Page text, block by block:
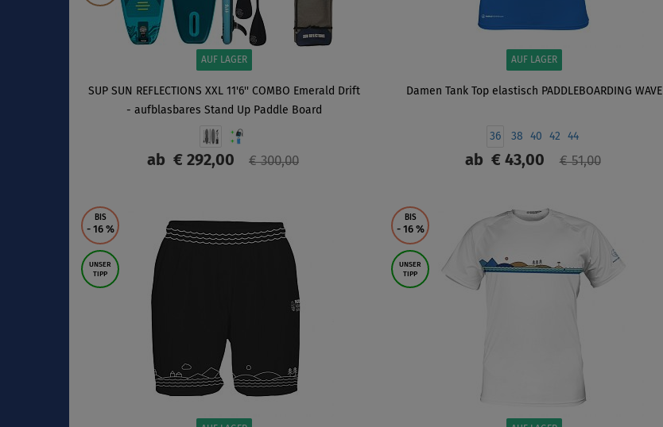
AUF LAGER
SUP SUN REFLECTIONS XXL 11'6'' COMBO Emerald Drift
- aufblasbares Stand Up Paddle Board
ab € 292,00 € 300,00
AUF LAGER
Damen Tank Top elastisch PADDLEBOARDING WAVE
36 38 40 42 44
ab€ 43,00 € 51,00
BIS
- 16 %
UNSER
TIPP
BIS
- 16 %
UNSER
TIPP